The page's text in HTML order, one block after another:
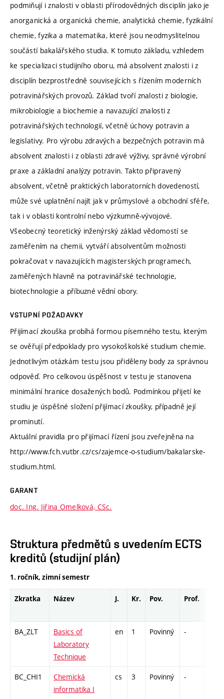
podmiňují i znalosti v oblasti přírodovědných disciplín jako je
anorganická a organická chemie, analytická chemie, fyzikální
chemie, fyzika a matematika, které jsou neodmyslitelnou
součástí bakalářského studia. K tomuto základu, vzhledem
ke specializaci studijního oboru, má absolvent znalosti i z
disciplín bezprostředně souvisejících s řízením moderních
potravinářských provozů. Základ tvoří znalosti z biologie,
mikrobiologie a biochemie a navazující znalosti z
potravinářských technologií, včetně úchovy potravin a
legislativy. Pro výrobu zdravých a bezpečných potravin má
absolvent znalosti i z oblasti zdravé výživy, správné výrobní
praxe a základní analýzy potravin. Takto připravený
absolvent, včetně praktických laboratorních dovedeností,
může své uplatnění najít jak v průmyslové a obchodní sféře,
tak i v oblasti kontrolní nebo výzkumně-vývojové.
Všeobecný teoretický inženýrský základ vědomostí se
zaměřením na chemii, vytváří absolventům možnosti
pokračovat v navazujících magisterských programech,
zaměřených hlavně na potravinářské technologie,
biotechnologie a příbuzné vědní obory.
VSTUPNÍ POŽADAVKY
Přijímací zkouška probíhá formou písemného testu, kterým
se ověřují předpoklady pro vysokoškolské studium chemie.
Jednotlivým otázkám testu jsou přiděleny body za správnou
odpověď. Pro celkovou úspěšnost v testu je stanovena
minimální hranice dosažených bodů. Podmínkou přijetí ke
studiu je úspěšné složení přijímací zkoušky, případně její
prominutí.
Aktuální pravidla pro přijímací řízení jsou zveřejněna na
http://www.fch.vutbr.cz/cs/zajemce-o-studium/bakalarske-
studium.html.
GARANT
doc. Ing. Jiřina Omelková, CSc.
Struktura předmětů s uvedením ECTS
kreditů (studijní plán)
1. ročník, zimní semestr
Zkratka Název J. Kr. Pov. Prof.
BA_ZLT
Basics of
Laboratory
Technique
en 1 Povinný -
BC_CHI1
Chemická
informatika I
cs 3 Povinný -